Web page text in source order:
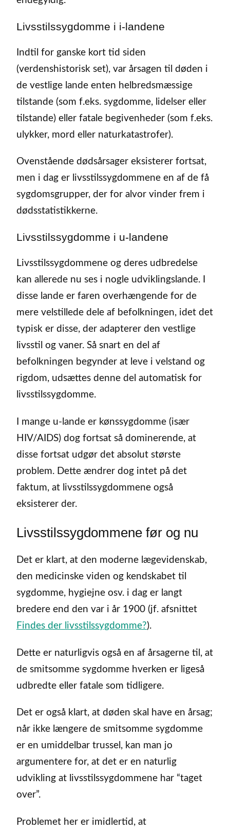
Livsstilssygdomme i i-landene
Indtil for ganske kort tid siden
(verdenshistorisk set), var årsagen til døden i
de vestlige lande enten helbredsmæssige
tilstande (som f.eks. sygdomme, lidelser eller
tilstande) eller fatale begivenheder (som f.eks.
ulykker, mord eller naturkatastrofer).
Ovenstående dødsårsager eksisterer fortsat,
men i dag er livsstilssygdommene en af de få
sygdomsgrupper, der for alvor vinder frem i
dødsstatistikkerne.
Livsstilssygdomme i u-landene
Livsstilssygdommene og deres udbredelse
kan allerede nu ses i nogle udviklingslande. I
disse lande er faren overhængende for de
mere velstillede dele af befolkningen, idet det
typisk er disse, der adapterer den vestlige
livsstil og vaner. Så snart en del af
befolkningen begynder at leve i velstand og
rigdom, udsættes denne del automatisk for
livsstilssygdomme.
I mange u-lande er kønssygdomme (især
HIV/AIDS) dog fortsat så dominerende, at
disse fortsat udgør det absolut største
problem. Dette ændrer dog intet på det
faktum, at livsstilssygdommene også
eksisterer der.
Livsstilssygdommene før og nu
Det er klart, at den moderne lægevidenskab,
den medicinske viden og kendskabet til
sygdomme, hygiejne osv. i dag er langt
bredere end den var i år 1900 (jf. afsnittet
Findes der livsstilssygdomme?).
Dette er naturligvis også en af årsagerne til, at
de smitsomme sygdomme hverken er ligeså
udbredte eller fatale som tidligere.
Det er også klart, at døden skal have en årsag;
når ikke længere de smitsomme sygdomme
er en umiddelbar trussel, kan man jo
argumentere for, at det er en naturlig
udvikling at livsstilssygdommene har “taget
over”.
Problemet her er imidlertid, at